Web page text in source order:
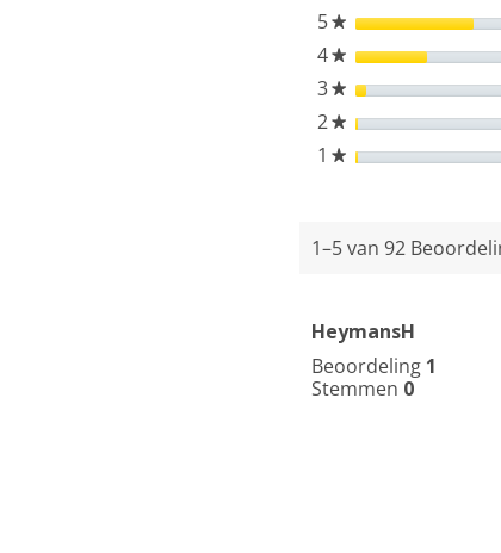
5 ★sterren
4 ★sterren
3 ★sterren
2 ★sterren
1 ★sterren
1–5 van 92
HeymansH
Beoordeling 1
Stemmen 0